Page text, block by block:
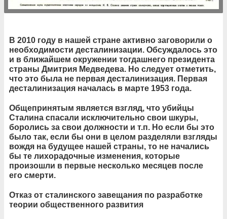
В 2010 году в нашей стране активно заговорили о
необходимости десталинизации. Обсуждалось это
и в ближайшем окружении тогдашнего президента
страны Дмитрия Медведева. Но следует отметить,
что это была не первая десталинизация. Первая
десталинизация началась в марте 1953 года.
Общепринятым является взгляд, что убийцы
Сталина спасали исключительно свои шкуры,
боролись за свои должности и т.п. Но если бы это
было так, если бы они в целом разделяли взгляды
вождя на будущее нашей страны, то не начались
бы те лихорадочные изменения, которые
произошли в первые несколько месяцев после
его смерти.
Отказ от сталинского завещания по разработке
теории общественного развития